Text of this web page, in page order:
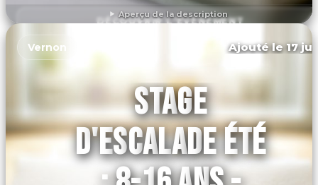
Aperçu de la description
DÉCOUVRIR L'ÉVÉNEMENT
Vernon Ajouté le 17
STAGE
D'ESCALADE ÉTÉ